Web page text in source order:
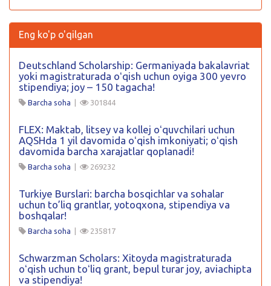
Eng ko'p o'qilgan
Deutschland Scholarship: Germaniyada bakalavriat
yoki magistraturada oʻqish uchun oyiga 300 yevro
stipendiya; joy – 150 tagacha!
Barcha soha | 301844
FLEX: Maktab, litsey va kollej oʻquvchilari uchun
AQSHda 1 yil davomida oʻqish imkoniyati; oʻqish
davomida barcha xarajatlar qoplanadi!
Barcha soha | 269232
Turkiye Burslari: barcha bosqichlar va sohalar
uchun to’liq grantlar, yotoqxona, stipendiya va
boshqalar!
Barcha soha | 235817
Schwarzman Scholars: Xitoyda magistraturada
oʻqish uchun toʻliq grant, bepul turar joy, aviachipta
va stipendiya!